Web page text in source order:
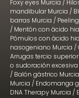
Foxy eyes Murcia /
mandibular Murcia /
barras Murcia /
/ Mentón con ácido
Pómulos con ácido
nasogeniano Murcia /
Arrugas tercio
o sudoración excesiva
/ Balón gástrico Murcia
Murcia / Endomanga
DNA Therapy Murcia /